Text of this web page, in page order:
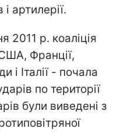
артилерії.
2011 р. коаліція
Франції,
і Італії - почала
по території
були виведені з